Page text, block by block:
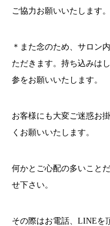
ご協力お願いいたします。
＊また念のため、サロン
ただきます。持ち込みは
参をお願いいたします。
お客様にも大変ご迷惑お
くお願いいたします。
何かとご心配の多いこと
せ下さい。
その際はお電話、 LINEを